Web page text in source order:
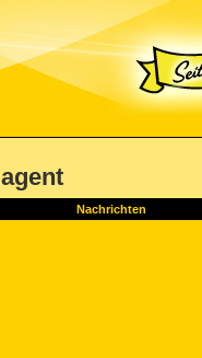
agent
Nachrichten